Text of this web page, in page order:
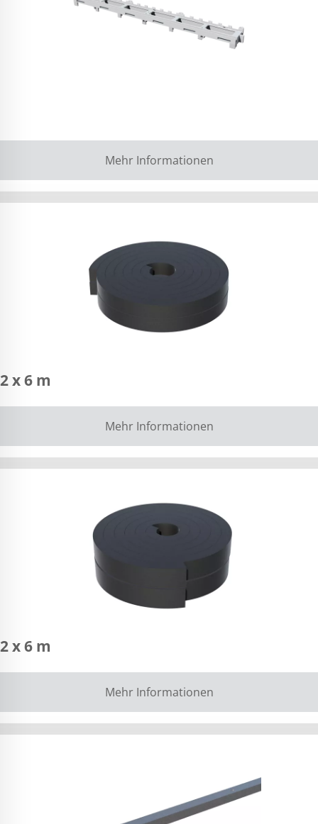
Mehr Informationen
x 6 m
Mehr Informationen
x 6 m
Mehr Informationen